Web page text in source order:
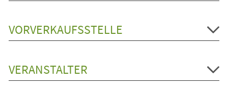
VORVERKAUFSSTELLE
VERANSTALTER